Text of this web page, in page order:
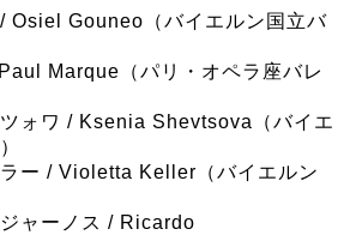
Osiel Gouneo（バイエルン国立バ
Marque（パリ・オペラ座バレ
ォワ / Ksenia Shevtsova（バイエ
ー / Violetta Keller（バイエルン
ャーノス / Ricardo